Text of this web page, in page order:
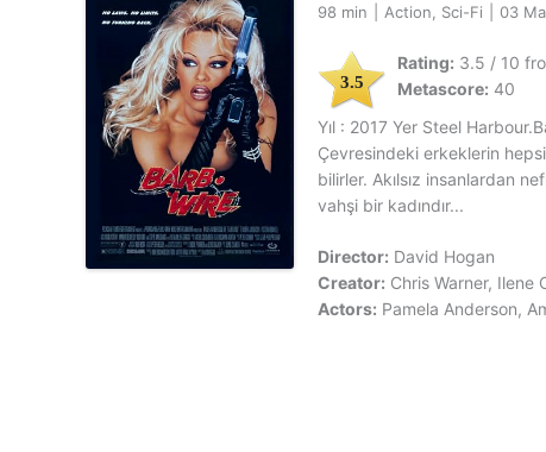
98 min Action, Sci-Fi 03
3.5
Rating: 3.5 / 10
Metascore: 40
Yıl : 2017 Yer Steel
Çevresindeki erkeklerin
bilirler. Akılsız insanlardan
vahşi bir kadındır...
Director: David Hogan
Creator: Chris Warner, Ilene
Actors: Pamela Anderson,